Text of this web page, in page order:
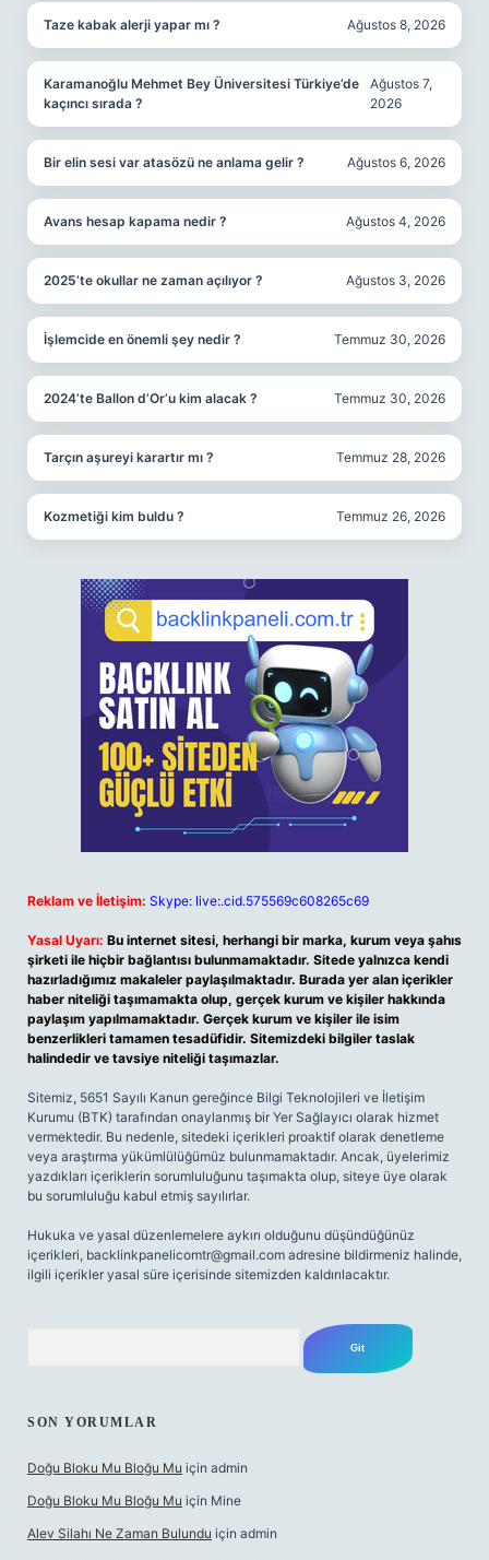
Taze kabak alerji yapar mı ? Ağustos 8, 2026
Karamanoğlu Mehmet Bey Üniversitesi Türkiye’de
kaçıncı sırada ?
Ağustos 7,
2026
Bir elin sesi var atasözü ne anlama gelir ? Ağustos 6, 2026
Avans hesap kapama nedir ? Ağustos 4, 2026
2025’te okullar ne zaman açılıyor ? Ağustos 3, 2026
İşlemcide en önemli şey nedir ? Temmuz 30, 2026
2024’te Ballon d’Or’u kim alacak ? Temmuz 30, 2026
Tarçın aşureyi karartır mı ? Temmuz 28, 2026
Kozmetiği kim buldu ? Temmuz 26, 2026
Reklam ve İletişim: Skype: live:.cid.575569c608265c69
Yasal Uyarı: Bu internet sitesi, herhangi bir marka, kurum veya şahıs
şirketi ile hiçbir bağlantısı bulunmamaktadır. Sitede yalnızca kendi
hazırladığımız makaleler paylaşılmaktadır. Burada yer alan içerikler
haber niteliği taşımamakta olup, gerçek kurum ve kişiler hakkında
paylaşım yapılmamaktadır. Gerçek kurum ve kişiler ile isim
benzerlikleri tamamen tesadüfidir. Sitemizdeki bilgiler taslak
halindedir ve tavsiye niteliği taşımazlar.
Sitemiz, 5651 Sayılı Kanun gereğince Bilgi Teknolojileri ve İletişim
Kurumu (BTK) tarafından onaylanmış bir Yer Sağlayıcı olarak hizmet
vermektedir. Bu nedenle, sitedeki içerikleri proaktif olarak denetleme
veya araştırma yükümlülüğümüz bulunmamaktadır. Ancak, üyelerimiz
yazdıkları içeriklerin sorumluluğunu taşımakta olup, siteye üye olarak
bu sorumluluğu kabul etmiş sayılırlar.
Hukuka ve yasal düzenlemelere aykırı olduğunu düşündüğünüz
içerikleri, backlinkpanelicomtr@gmail.com adresine bildirmeniz halinde,
ilgili içerikler yasal süre içerisinde sitemizden kaldırılacaktır.
SON YORUMLAR
Doğu Bloku Mu Bloğu Mu için admin
Doğu Bloku Mu Bloğu Mu için Mine
Alev Silahı Ne Zaman Bulundu için admin